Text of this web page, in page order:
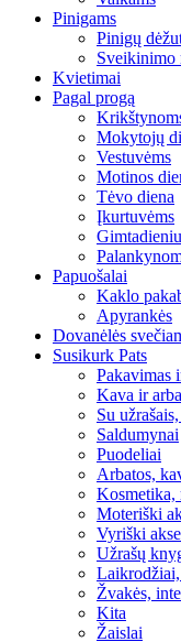
Pinigams
Pinigų
Sveikinimo
Kvietimai
Pagal progą
Mokytojų
Vestuvėms
Motinos
Tėvo diena
Įkurtuvėms
Papuošalai
Kaklo
Apyrankės
Dovanėlės
Susikurk Pats
Pakavimas
Kava ir
Su
Saldumynai
Puodeliai
Arbatos,
Kosmetika,
Moteriški
Vyriški
Užrašų
Žvakės,
Kita
Žaislai